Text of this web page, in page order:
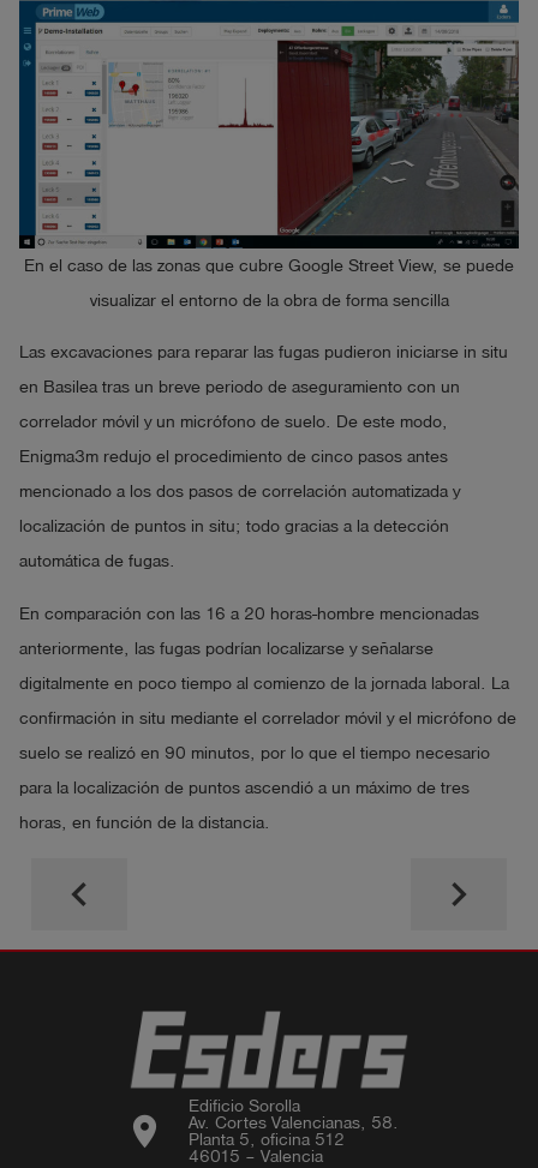
En el caso de las zonas que cubre Google Street View, se puede
visualizar el entorno de la obra de forma sencilla
Las excavaciones para reparar las fugas pudieron iniciarse in situ
en Basilea tras un breve periodo de aseguramiento con un
correlador móvil y un micrófono de suelo. De este modo,
Enigma3m redujo el procedimiento de cinco pasos antes
mencionado a los dos pasos de correlación automatizada y
localización de puntos in situ; todo gracias a la detección
automática de fugas.
En comparación con las 16 a 20 horas-hombre mencionadas
anteriormente, las fugas podrían localizarse y señalarse
digitalmente en poco tiempo al comienzo de la jornada laboral. La
confirmación in situ mediante el correlador móvil y el micrófono de
suelo se realizó en 90 minutos, por lo que el tiempo necesario
para la localización de puntos ascendió a un máximo de tres
horas, en función de la distancia.
keyboard_arrow_left keyboard_arrow_right
location_on
Edificio Sorolla
Av. Cortes Valencianas, 58.
Planta 5, oficina 512
46015 – Valencia